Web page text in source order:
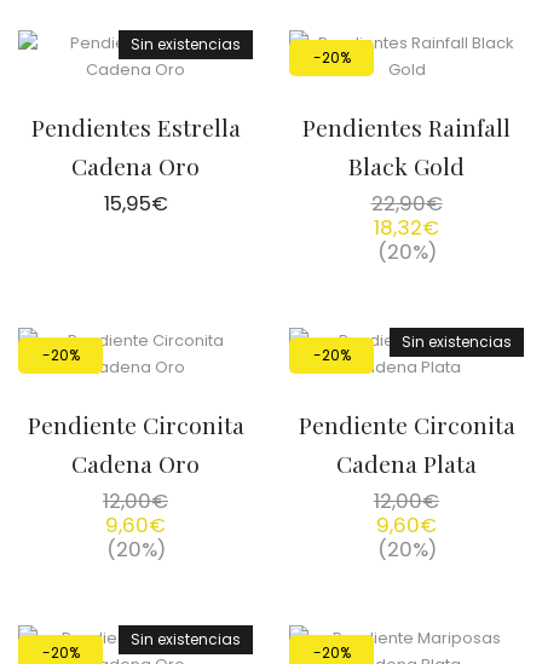
Sin existencias
Pendientes Estrella
Cadena Oro
15,95€
-20%
Pendientes Rainfall
Black Gold
22,90€
18,32€
(20%)
-20%
Pendiente Circonita
Cadena Oro
12,00€
9,60€
(20%)
Sin existencias
-20%
Pendiente Circonita
Cadena Plata
12,00€
9,60€
(20%)
Sin existencias
-20% -20%